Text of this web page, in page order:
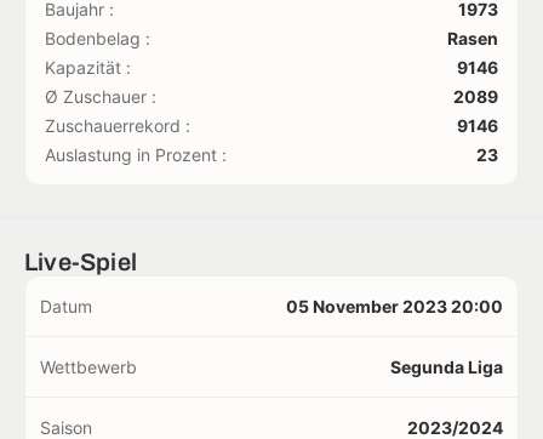
Baujahr :
1973
Bodenbelag :
Rasen
Kapazität :
9146
Ø Zuschauer :
2089
Zuschauerrekord :
9146
Auslastung in Prozent :
23
Live-Spiel
Datum 05 November 2023 20:00
Wettbewerb Segunda Liga
Saison 2023/2024